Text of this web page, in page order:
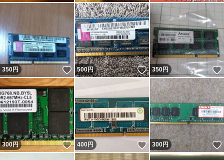
350円 いいね！
500円 いいね！
350円
300円 いいね！
400円 いいね！
300円